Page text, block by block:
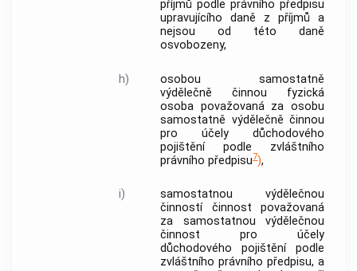
příjmů podle právního předpisu
upravujícího daně z příjmů a
nejsou od této daně
osvobozeny,
h)
osobou samostatně
výdělečně činnou fyzická
osoba považovaná za osobu
samostatně výdělečně činnou
pro účely důchodového
pojištění podle zvláštního
právního předpisu7),
i)
samostatnou výdělečnou
činnostíčinnost považovaná
za samostatnou výdělečnou
činnost pro účely
důchodového pojištění podle
zvláštního právního předpisu, a